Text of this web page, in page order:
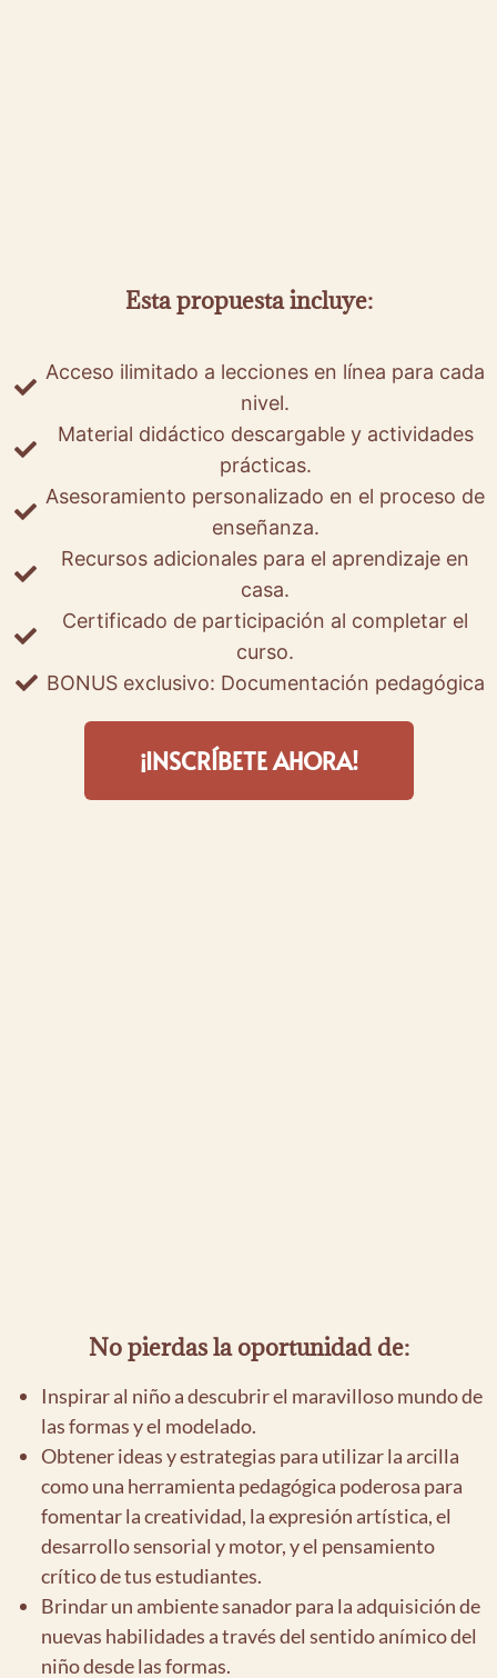
Esta propuesta incluye:
Acceso ilimitado a lecciones en línea para cada
nivel.
Material didáctico descargable y actividades
prácticas.
Asesoramiento personalizado en el proceso de
enseñanza.
Recursos adicionales para el aprendizaje en
casa.
Certificado de participación al completar el
curso.
BONUS exclusivo: Documentación pedagógica
¡INSCRÍBETE AHORA!
No pierdas la oportunidad de:
Inspirar al niño a descubrir el maravilloso mundo de
las formas y el modelado.
Obtener ideas y estrategias para utilizar la arcilla
como una herramienta pedagógica poderosa para
fomentar la creatividad, la expresión artística, el
desarrollo sensorial y motor, y el pensamiento
crítico de tus estudiantes.
Brindar un ambiente sanador para la adquisición de
nuevas habilidades a través del sentido anímico del
niño desde las formas.